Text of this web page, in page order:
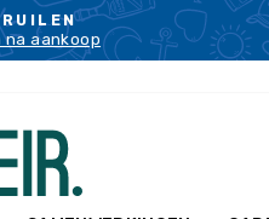
na aankoop